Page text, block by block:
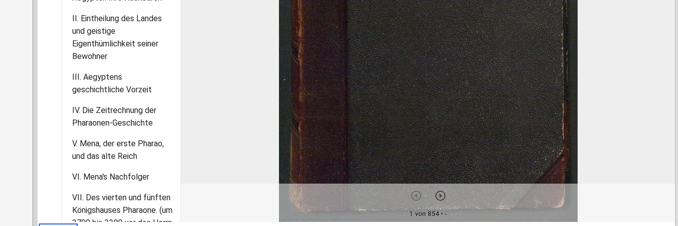
II. Eintheilung des Landes
und geistige
Eigenthümlichkeit seiner
Bewohner
III. Aegyptens
geschichtliche Vorzeit
IV. Die Zeitrechnung der
Pharaonen-Geschichte
V. Mena, der erste Pharao,
und das alte Reich
VI. Mena's Nachfolger
VII. Des vierten und fünften
Königshauses Pharaone. (um
3700 bis 3300 vor des Herrn
1 von 854• -